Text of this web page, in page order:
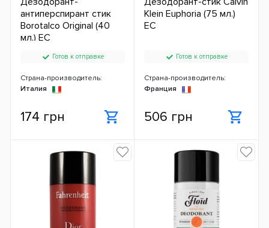
антиперспирант стик
Borotalco Original (40
мл.) ЕС
Готов к отправке
Страна-производитель:
Италия
174 грн
Klein Euphoria (75 мл.)
ЕС
Готов к отправке
Страна-производитель:
Франция
506 грн